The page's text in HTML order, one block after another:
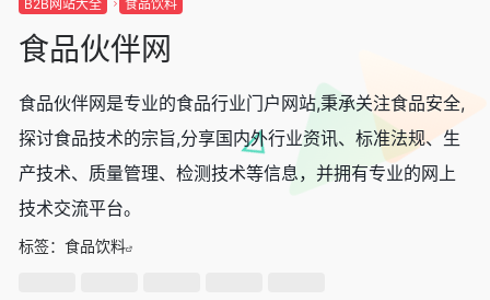
B2B网站大全 食品饮料
食品伙伴网
食品伙伴网是专业的食品行业门户网站,秉承关注食品安全,
探讨食品技术的宗旨,分享国内外行业资讯、标准法规、生
产技术、质量管理、检测技术等信息，并拥有专业的网上
技术交流平台。
标签： 食品饮料